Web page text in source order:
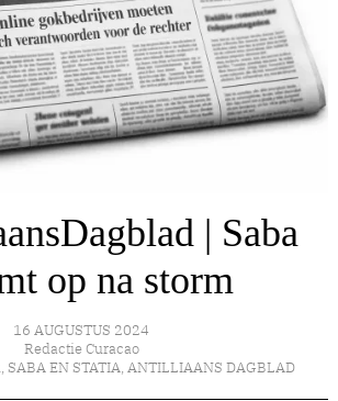
| Saba
op na storm
16 AUGUSTUS 2024
Redactie Curacao
, SABA EN STATIA, ANTILLIAANS DAGBLAD